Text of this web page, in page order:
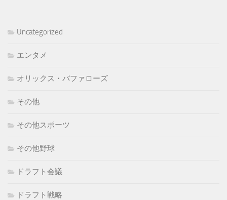
ブ Uncategorized
エンタメ
オリックス・バファローズ
その他
その他スポーツ
その他野球
ドラフト会議
ドラフト戦略